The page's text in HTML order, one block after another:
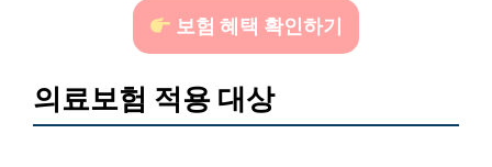
보험 혜택 확인하기
의료보험 적용 대상